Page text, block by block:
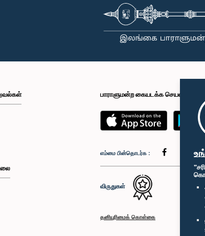
பாராளுமன்ற கையடக்க செயலி
எம்மை பின்தொடர்க :
விருதுகள்
தனியுரிமைக் கொள்கை